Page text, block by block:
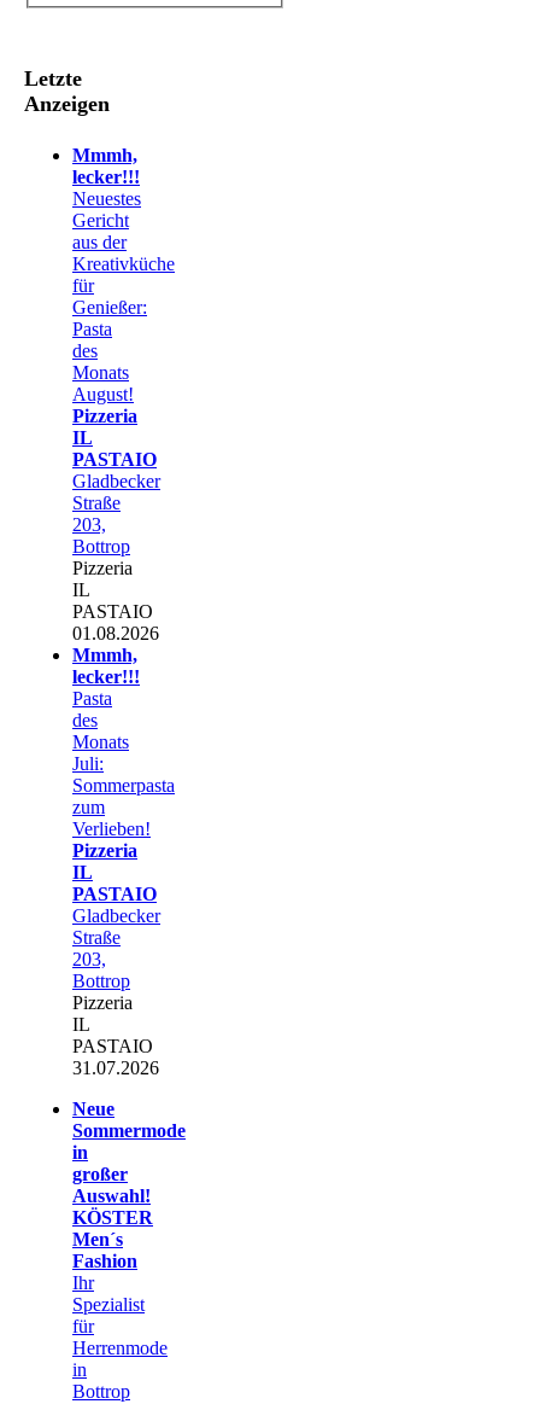
Letzte
Anzeigen
Mmmh,
lecker!!!
Neuestes
Gericht
aus der
Kreativküche
für
Genießer:
Pasta
des
Monats
August!
Pizzeria
IL
PASTAIO
Gladbecker
Straße
203,
Bottrop
Pizzeria
IL
PASTAIO
01.08.2026
Mmmh,
lecker!!!
Pasta
des
Monats
Juli:
Sommerpasta
zum
Verlieben!
Pizzeria
IL
PASTAIO
Gladbecker
Straße
203,
Bottrop
Pizzeria
IL
PASTAIO
31.07.2026
Neue
Sommermode
in
großer
Auswahl!
KÖSTER
Men´s
Fashion
Ihr
Spezialist
für
Herrenmode
in
Bottrop